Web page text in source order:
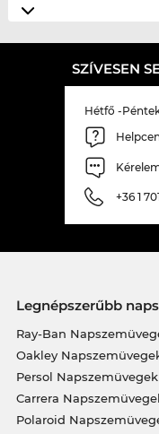
SZÍVESEN
Hétfő -
+36 1
Legnépszerűbb
Ray-Ban
Oakley
Persol Napszemüvegek
Carrera
Polaroid